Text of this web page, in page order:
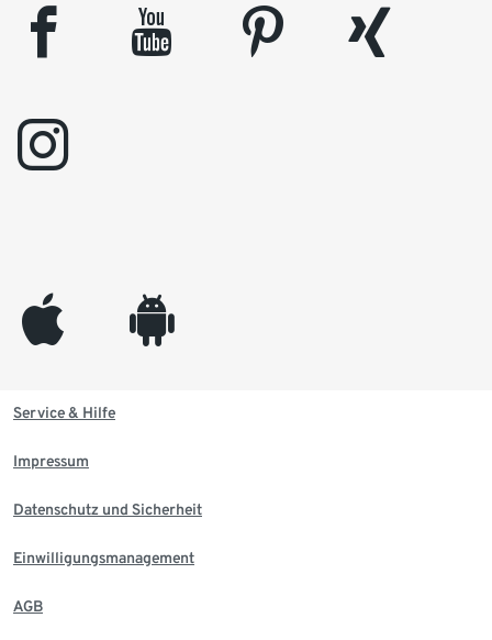
facebook youtube pinterest
xing
instagram
appleinc android
Service & Hilfe
Impressum
Datenschutz und Sicherheit
Einwilligungsmanagement
AGB